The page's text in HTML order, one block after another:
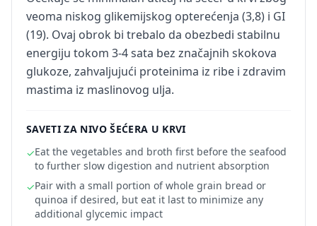
veoma niskog glikemijskog opterećenja (3,8) i GI
(19). Ovaj obrok bi trebalo da obezbedi stabilnu
energiju tokom 3-4 sata bez značajnih skokova
glukoze, zahvaljujući proteinima iz ribe i zdravim
mastima iz maslinovog ulja.
SAVETI ZA NIVO ŠEĆERA U KRVI
✓Eat the vegetables and broth first before the seafood
to further slow digestion and nutrient absorption
✓Pair with a small portion of whole grain bread or
quinoa if desired, but eat it last to minimize any
additional glycemic impact